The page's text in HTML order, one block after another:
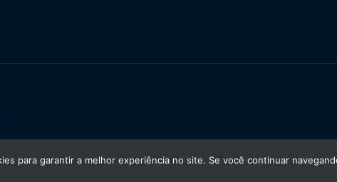
para garantir a melhor experiência no site. Se você continuar